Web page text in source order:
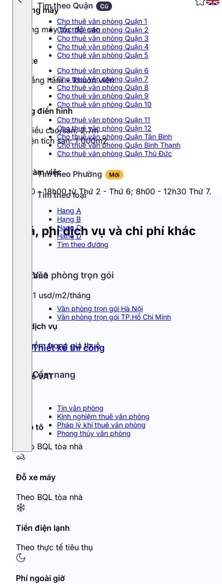
Tìm theo Quận Cũ
Cho thuê văn phòng Quận 1
Cho thuê văn phòng Quận 2
Cho thuê văn phòng Quận 3
Cho thuê văn phòng Quận 4
Cho thuê văn phòng Quận 5
Cho thuê văn phòng Quận 6
Cho thuê văn phòng Quận 7
Cho thuê văn phòng Quận 8
Cho thuê văn phòng Quận 9
Cho thuê văn phòng Quận 10
Cho thuê văn phòng Quận 11
Cho thuê văn phòng Quận 12
Cho thuê văn phòng Quận Tân Bình
Cho thuê văn phòng Quận Bình Thạnh
Cho thuê văn phòng Quận Thủ Đức
Tìm theo Phường Mới
Tìm theo loại
Hang A
Hạng B
Hạng C
Hạng D
Tìm theo đường
Văn phòng trọn gói
Văn phòng trọn gói Hà Nội
Văn phòng trọn gói TP.Hồ Chí Minh
Thiết kế thi công
Cẩm nang
Tin văn phòng
Kinh nghiệm thuê văn phòng
Pháp lý khi thuê văn phòng
Phong thủy văn phòng
Thang máy
Thang máy tốc độ cao
Đỗ xe
02 tầng hầm + khuôn viên
Tầng điển hình
- Chiều cao/sàn: 2.7m
- Diện tích sàn: 1.000m2
Giờ làm việc
8h00 - 18h00 từ Thứ 2 - Thứ 6; 8h00 - 12h30 Thứ 7.
Giá, phí dịch vụ và chi phí khác
Giá thuê
9 - 11 usd/m2/tháng
Phí dịch vụ
Đã gồm trong giá thuê
Thuế VAT
Đỗ ô tô
Theo BQL tòa nhà
Đỗ xe máy
Theo BQL tòa nhà
Tiền điện lạnh
Theo thực tế tiêu thụ
Phí ngoài giờ